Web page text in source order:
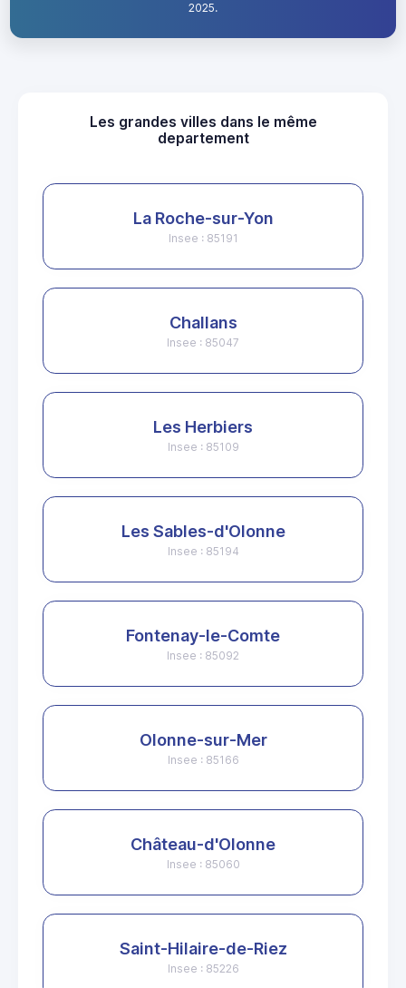
2025.
Les grandes villes dans le même
departement
La Roche-sur-Yon
Insee : 85191
Challans
Insee : 85047
Les Herbiers
Insee : 85109
Les Sables-d'Olonne
Insee : 85194
Fontenay-le-Comte
Insee : 85092
Olonne-sur-Mer
Insee : 85166
Château-d'Olonne
Insee : 85060
Saint-Hilaire-de-Riez
Insee : 85226